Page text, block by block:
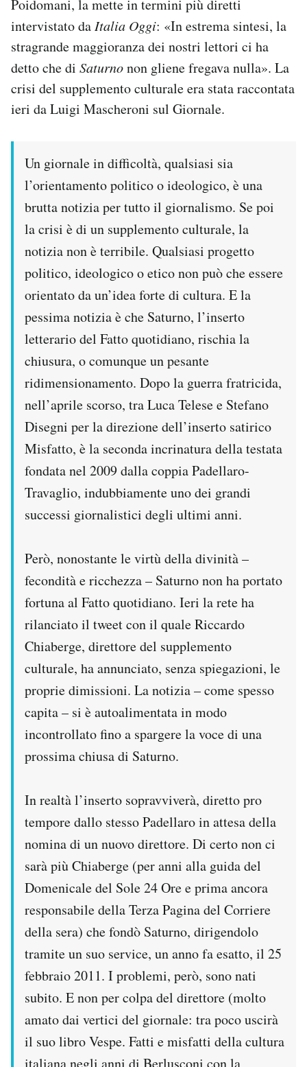
CALENDARIO
AREA PERSONALE
Area Personale
Regala il Post
Hai bisogno di aiuto?
Esci
Poidomani, la mette in termini più diretti
intervistato daItalia Oggi: «In estrema sintesi, la
stragrande maggioranza dei nostri lettori ci ha
detto che di Saturnonon gliene fregava nulla». La
crisi del supplemento culturale era stata raccontata
ieri da Luigi Mascheroni sul Giornale.
Un giornale in difficoltà, qualsiasi sia
l’orientamento politico o ideologico, è una
brutta notizia per tutto il giornalismo. Se poi
la crisi è di un supplemento culturale, la
notizia non è terribile. Qualsiasi progetto
politico, ideologico o etico non può che essere
orientato da un’idea forte di cultura. E la
pessima notizia è che Saturno, l’inserto
letterario del Fatto quotidiano, rischia la
chiusura, o comunque un pesante
ridimensionamento. Dopo la guerra fratricida,
nell’aprile scorso, tra Luca Telese e Stefano
Disegni per la direzione dell’inserto satirico
Misfatto, è la seconda incrinatura della testata
fondata nel 2009 dalla coppia Padellaro-
Travaglio, indubbiamente uno dei grandi
successi giornalistici degli ultimi anni.
Però, nonostante le virtù della divinità –
fecondità e ricchezza – Saturno non ha portato
fortuna al Fatto quotidiano. Ieri la rete ha
rilanciato il tweet con il quale Riccardo
Chiaberge, direttore del supplemento
culturale, ha annunciato, senza spiegazioni, le
proprie dimissioni. La notizia – come spesso
capita – si è autoalimentata in modo
incontrollato fino a spargere la voce di una
prossima chiusa di Saturno.
In realtà l’inserto sopravviverà, diretto pro
tempore dallo stesso Padellaro in attesa della
nomina di un nuovo direttore. Di certo non ci
sarà più Chiaberge (per anni alla guida del
Domenicale del Sole 24 Ore e prima ancora
responsabile della Terza Pagina del Corriere
della sera) che fondò Saturno, dirigendolo
tramite un suo service, un anno fa esatto, il 25
febbraio 2011. I problemi, però, sono nati
subito. E non per colpa del direttore (molto
amato dai vertici del giornale: tra poco uscirà
il suo libro Vespe. Fatti e misfatti della cultura